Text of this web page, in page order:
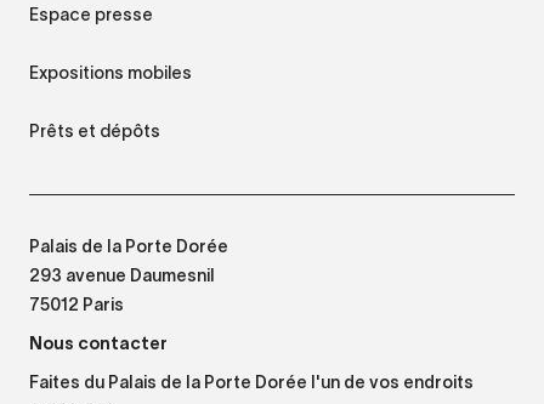
Espace presse
Expositions mobiles
Prêts et dépôts
Palais de la Porte Dorée
293 avenue Daumesnil
75012 Paris
Nous contacter
Faites du Palais de la Porte Dorée l'un de vos endroits